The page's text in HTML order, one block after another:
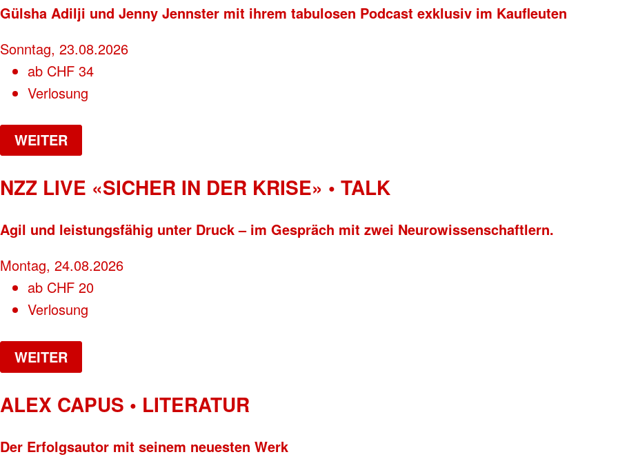
Gülsha Adilji und Jenny Jennster mit ihrem tabulosen Podcast exklusiv im Kaufleuten
Sonntag, 23.08.2026
ab CHF 34
Verlosung
WEITER
NZZ LIVE «SICHER IN DER KRISE» • TALK
Agil und leistungsfähig unter Druck – im Gespräch mit zwei Neurowissenschaftlern.
Montag, 24.08.2026
ab CHF 20
Verlosung
WEITER
ALEX CAPUS • LITERATUR
Der Erfolgsautor mit seinem neuesten Werk